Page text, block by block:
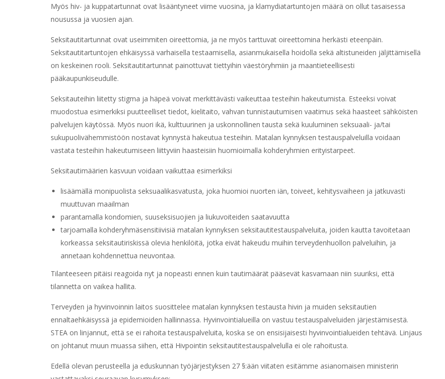
Myös hiv- ja kuppatartunnat ovat lisääntyneet viime vuosina, ja klamydiatartuntojen määrä on ollut tasaisessa
nousussa ja vuosien ajan.
Seksitautitartunnat ovat useimmiten oireettomia, ja ne myös tarttuvat oireettomina herkästi eteenpäin.
Seksitautitartuntojen ehkäisyssä varhaisella testaamisella, asianmukaisella hoidolla sekä altistuneiden jäljittämisellä
on keskeinen rooli. Seksitautitartunnat painottuvat tiettyihin väestöryhmiin ja maantieteellisesti
pääkaupunkiseudulle.
Seksitauteihin liitetty stigma ja häpeä voivat merkittävästi vaikeuttaa testeihin hakeutumista. Esteeksi voivat
muodostua esimerkiksi puutteelliset tiedot, kielitaito, vahvan tunnistautumisen vaatimus sekä haasteet sähköisten
palvelujen käytössä. Myös nuori ikä, kulttuurinen ja uskonnollinen tausta sekä kuuluminen seksuaali- ja/tai
sukupuolivähemmistöön nostavat kynnystä hakeutua testeihin. Matalan kynnyksen testauspalveluilla voidaan
vastata testeihin hakeutumiseen liittyviin haasteisiin huomioimalla kohderyhmien erityistarpeet.
Seksitautimäärien kasvuun voidaan vaikuttaa esimerkiksi
lisäämällä monipuolista seksuaalikasvatusta, joka huomioi nuorten iän, toiveet, kehitysvaiheen ja jatkuvasti
muuttuvan maailman
parantamalla kondomien, suuseksisuojien ja liukuvoiteiden saatavuutta
tarjoamalla kohderyhmäsensitiivisiä matalan kynnyksen seksitautitestauspalveluita, joiden kautta tavoitetaan
korkeassa seksitautiriskissä olevia henkilöitä, jotka eivät hakeudu muihin terveydenhuollon palveluihin, ja
annetaan kohdennettua neuvontaa.
Tilanteeseen pitäisi reagoida nyt ja nopeasti ennen kuin tautimäärät pääsevät kasvamaan niin suuriksi, että
tilannetta on vaikea hallita.
Terveyden ja hyvinvoinnin laitos suosittelee matalan kynnyksen testausta hivin ja muiden seksitautien
ennaltaehkäisyssä ja epidemioiden hallinnassa. Hyvinvointialueilla on vastuu testauspalveluiden järjestämisestä.
STEA on linjannut, että se ei rahoita testauspalveluita, koska se on ensisijaisesti hyvinvointialueiden tehtävä. Linjaus
on johtanut muun muassa siihen, että Hivpointin seksitautitestauspalvelulla ei ole rahoitusta.
Edellä olevan perusteella ja eduskunnan työjärjestyksen 27 §:ään viitaten esitämme asianomaisen ministerin